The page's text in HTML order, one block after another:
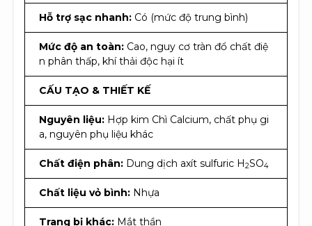
Hỗ trợ sạc nhanh: Có (mức độ trung bình)
Mức độ an toàn: Cao, nguy cơ tràn đổ chất điệ
n phân thấp, khí thải độc hại ít
CẤU TẠO & THIẾT KẾ
Nguyên liệu: Hợp kim Chì Calcium, chất phụ gi
a, nguyên phụ liệu khác
Chất điện phân: Dung dịch axít sulfuric H2SO4
Chất liệu vỏ bình: Nhựa
Trang bị khác: Mắt thần